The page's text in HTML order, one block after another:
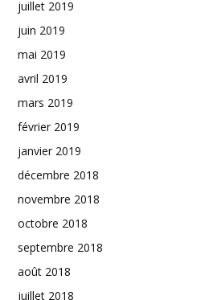
juillet 2019
juin 2019
mai 2019
avril 2019
mars 2019
février 2019
janvier 2019
décembre 2018
novembre 2018
octobre 2018
septembre 2018
août 2018
juillet 2018